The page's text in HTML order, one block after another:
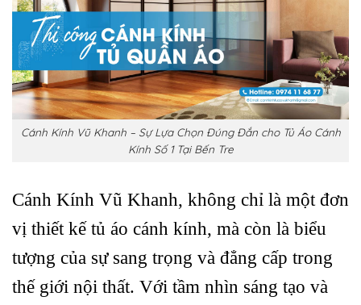
Cánh Kính Vũ Khanh – Sự Lựa Chọn Đúng Đắn cho Tủ Áo Cánh
Kính Số 1 Tại Bến Tre
Cánh Kính Vũ Khanh, không chỉ là một đơn
vị thiết kế tủ áo cánh kính, mà còn là biểu
tượng của sự sang trọng và đẳng cấp trong
thế giới nội thất. Với tầm nhìn sáng tạo và